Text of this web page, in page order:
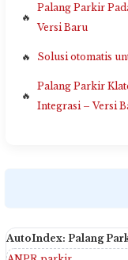
Palang Parkir
Versi Baru
Solusi otomatis
Palang Parkir
Integrasi – Versi
AutoIndex: Palang